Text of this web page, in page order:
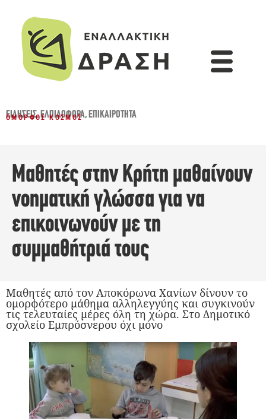
ΕΙΔΉΣΕΙΣ,ΕΛΠΙΔΟΦΌΡΑ,ΕΠΙΚΑΙΡΌΤΗΤΑ
ΌΜΟΡΦΟΣ ΚΌΣΜΟΣ
Μαθητές στην Κρήτη μαθαίνουν
νοηματική γλώσσα για να
επικοινωνούν με τη
συμμαθήτριά τους
Μαθητές από τον Αποκόρωνα Χανίων δίνουν το
ομορφότερο μάθημα αλληλεγγύης και συγκινούν
τις τελευταίες μέρες όλη τη χώρα. Στο Δημοτικό
σχολείο Εμπρόσνερου όχι μόνο